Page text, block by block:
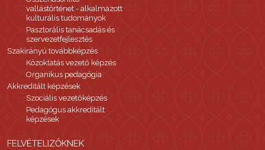
vallástörténet - alkalmazott
kulturális tudományok
Pasztorális tanácsadás és
szervezetfejlesztés
Szakirányú továbbképzés
Közoktatás vezető képzés
Organikus pedagógia
Akkreditált képzések
Szociális vezetőképzés
Pedagógus akkreditált
képzések
FELVÉTELIZŐKNEK